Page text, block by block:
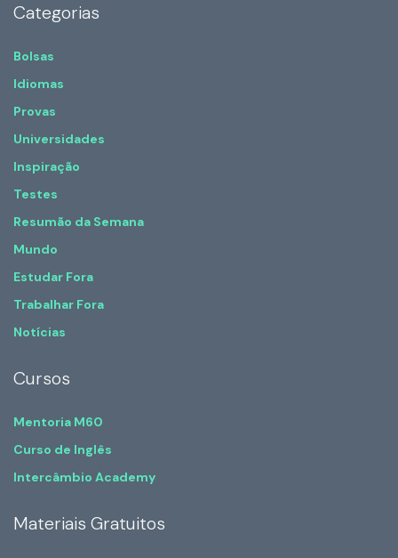
Categorias
Bolsas
Idiomas
Provas
Universidades
Inspiração
Testes
Resumão da Semana
Mundo
Estudar Fora
Trabalhar Fora
Notícias
Cursos
Mentoria M60
Curso de Inglês
Intercâmbio Academy
Materiais Gratuitos